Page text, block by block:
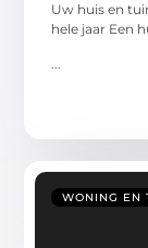
Uw huis en
hele jaar Een
...
WONING EN